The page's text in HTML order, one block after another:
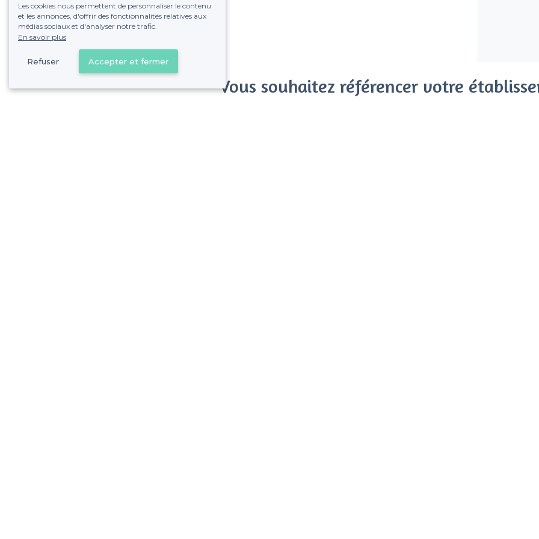
Vous souhaitez référencer votre
Les cookies nous permettent de personnaliser le contenu
et les annonces, d'offrir des fonctionnalités relatives aux
médias sociaux et d'analyser notre trafic.
En savoir plus
Refuser Accepter et fermer